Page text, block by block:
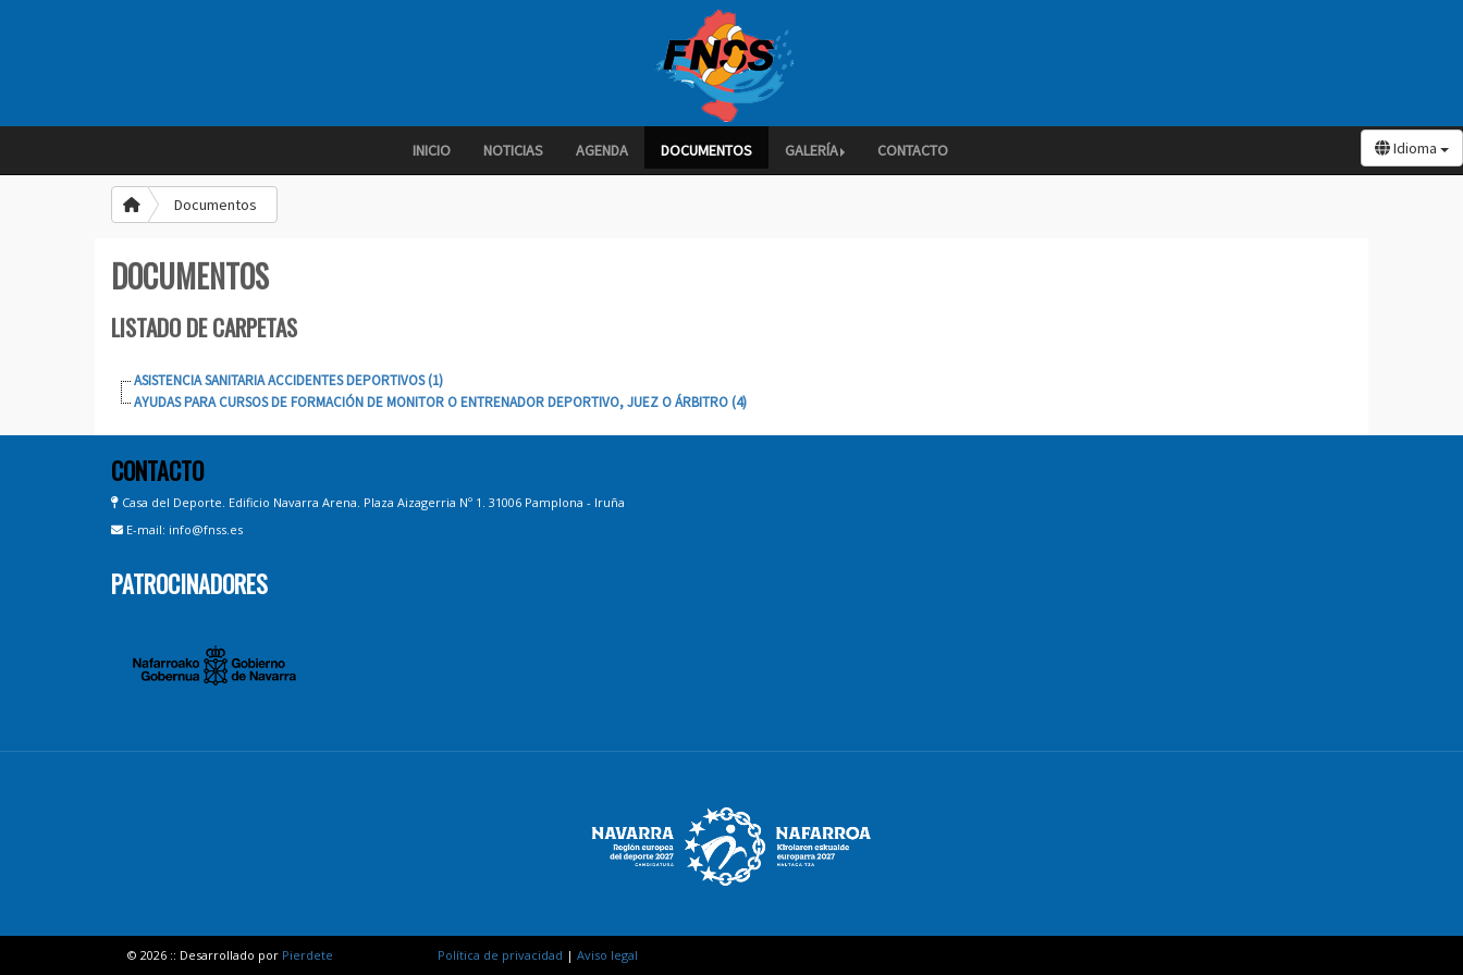
INICIO NOTICIAS AGENDA DOCUMENTOS GALERÍA CONTACTO Idioma
Documentos
DOCUMENTOS
LISTADO DE CARPETAS
ASISTENCIA SANITARIA ACCIDENTES DEPORTIVOS(1)
AYUDAS PARA CURSOS DE FORMACIÓN DE MONITOR O ENTRENADOR DEPORTIVO, JUEZ O ÁRBITRO(4)
CONTACTO
Casa del Deporte. Edificio Navarra Arena. Plaza Aizagerria Nº 1. 31006 Pamplona - Iruña
E-mail: info@fnss.es
PATROCINADORES
© 2026 :: Desarrollado por Pierdete Política de privacidad | Aviso legal